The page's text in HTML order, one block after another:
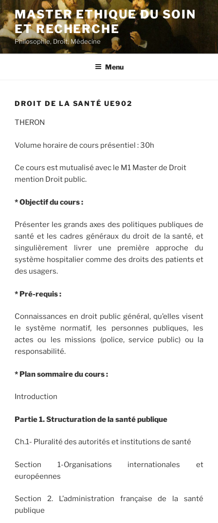
au
contenu
principal
MASTER ETHIQUE DU SOIN
ET RECHERCHE
Philosophie, Droit, Médecine
Menu
DROIT DE LA SANTÉ UE902
THERON
Volume horaire de cours présentiel : 30h
Ce cours est mutualisé avec le M1 Master de Droit
mention Droit public.
* Objectif du cours :
Présenter les grands axes des politiques publiques de
santé et les cadres généraux du droit de la santé, et
singulièrement livrer une première approche du
système hospitalier comme des droits des patients et
des usagers.
* Pré-requis :
Connaissances en droit public général, qu’elles visent
le système normatif, les personnes publiques, les
actes ou les missions (police, service public) ou la
responsabilité.
* Plan sommaire du cours :
Introduction
Partie 1. Structuration de la santé publique
Ch.1- Pluralité des autorités et institutions de santé
Section 1-Organisations internationales et
européennes
Section 2. L’administration française de la santé
publique